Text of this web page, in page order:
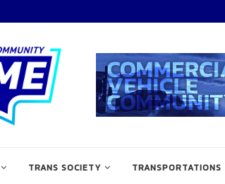
TRANS SOCIETY TRANSPORTATIONS